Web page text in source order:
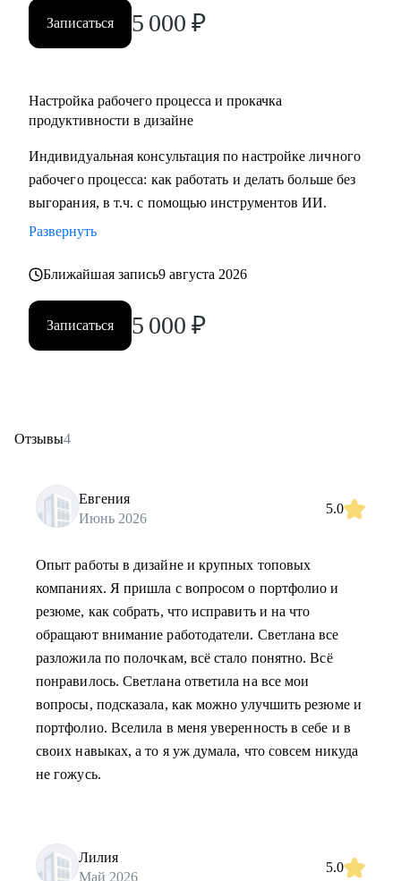
Записаться 5 000 ₽
Настройка рабочего процесса и прокачка
продуктивности в дизайне
Индивидуальная консультация по настройке личного
рабочего процесса: как работать и делать больше без
выгорания, в т.ч. с помощью инструментов ИИ.
Развернуть
Ближайшая запись9 августа 2026
Записаться 5 000 ₽
Отзывы4
Евгения
Июнь 2026
5.0
Опыт работы в дизайне и крупных топовых
компаниях. Я пришла с вопросом о портфолио и
резюме, как собрать, что исправить и на что
обращают внимание работодатели. Светлана все
разложила по полочкам, всё стало понятно. Всё
понравилось. Светлана ответила на все мои
вопросы, подсказала, как можно улучшить резюме и
портфолио. Вселила в меня уверенность в себе и в
своих навыках, а то я уж думала, что совсем никуда
не гожусь.
Лилия
Май 2026
5.0